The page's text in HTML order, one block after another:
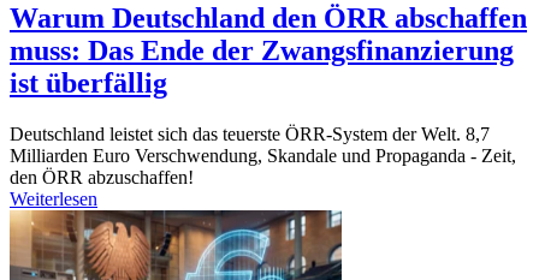
Warum Deutschland den ÖRR abschaffen
muss: Das Ende der Zwangsfinanzierung
ist überfällig
Deutschland leistet sich das teuerste ÖRR-System der Welt. 8,7
Milliarden Euro Verschwendung, Skandale und Propaganda - Zeit,
den ÖRR abzuschaffen!
Weiterlesen